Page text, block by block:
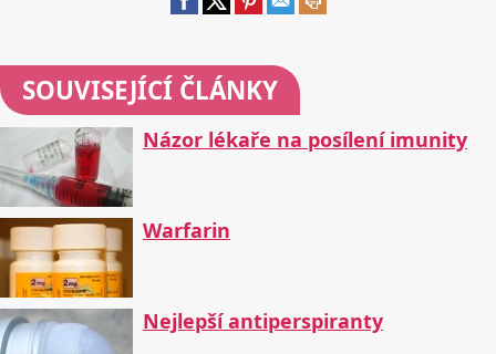
SOUVISEJÍCÍ ČLÁNKY
Názor lékaře na posílení imunity
Warfarin
Nejlepší antiperspiranty